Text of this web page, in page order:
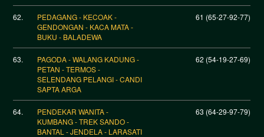
62.
PEDAGANG - KECOAK -
GENDONGAN - KACA MATA -
BUKU - BALADEWA
61 (65-27-92-77)
63.
PAGODA - WALANG KADUNG -
PETAN - TERMOS -
SELENDANG PELANGI - CANDI
SAPTA ARGA
62 (54-19-27-69)
64.
PENDEKAR WANITA -
KUMBANG - TREK SANDO -
BANTAL - JENDELA - LARASATI
63 (64-29-97-79)